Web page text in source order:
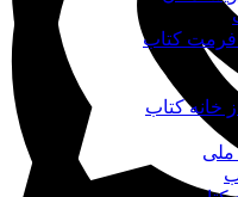
فرمت کتاب
ملی